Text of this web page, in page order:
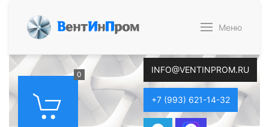
ВентИнПром Меню
0 INFO@VENTINPROM.RU
+7 (993) 621-14-32